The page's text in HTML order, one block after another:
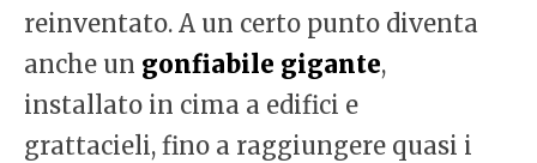
reinventato. A un certo punto diventa
anche un gonfiabile gigante,
installato in cima a edifici e
grattacieli, fino a raggiungere quasi i